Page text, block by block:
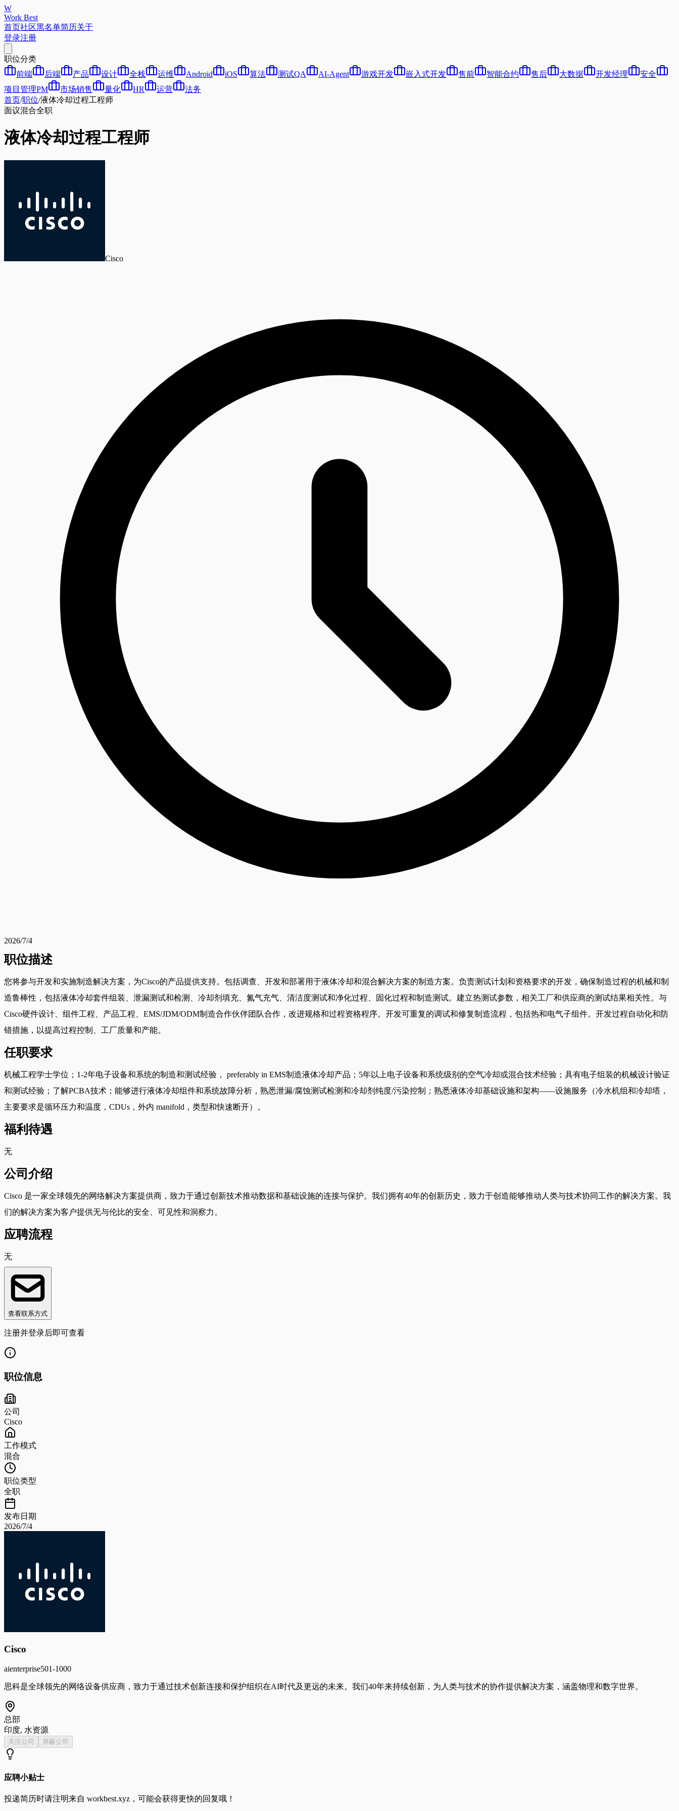
W
Work Best
首页社区黑名单简历关于
登录注册
职位分类
前端
后端 产品 设计 全栈 运维 Android iOS 算法 测试QA AI-Agent 游戏开发 嵌入式开发 售前 智能合约 售后 大数据 开发经理
安全
项目管理PM
市场销售 量化 HR 运营
法务
首页/职位/液体冷却过程工程师
面议混合全职
液体冷却过程工程师
Cisco
2026/7/4
职位描述
您将参与开发和实施制造解决方案，为Cisco的产品提供支持。包括调查、开发和部署用于液体冷却和混合解决方案的制造方案。负责测试计划和资格要求的开发，确保制造过程的机械和制
造鲁棒性，包括液体冷却套件组装、泄漏测试和检测、冷却剂填充、氮气充气、清洁度测试和净化过程、固化过程和制造测试。建立热测试参数，相关工厂和供应商的测试结果相关性。与
Cisco硬件设计、组件工程、产品工程、EMS/JDM/ODM制造合作伙伴团队合作，改进规格和过程资格程序。开发可重复的调试和修复制造流程，包括热和电气子组件。开发过程自动化和防
错措施，以提高过程控制、工厂质量和产能。
任职要求
机械工程学士学位；1-2年电子设备和系统的制造和测试经验， preferably in EMS制造液体冷却产品；5年以上电子设备和系统级别的空气冷却或混合技术经验；具有电子组装的机械设计验证
和测试经验；了解PCBA技术；能够进行液体冷却组件和系统故障分析，熟悉泄漏/腐蚀测试检测和冷却剂纯度/污染控制；熟悉液体冷却基础设施和架构——设施服务（冷水机组和冷却塔，
主要要求是循环压力和温度，CDUs，外内 manifold，类型和快速断开）。
福利待遇
无
公司介绍
Cisco 是一家全球领先的网络解决方案提供商，致力于通过创新技术推动数据和基础设施的连接与保护。我们拥有40年的创新历史，致力于创造能够推动人类与技术协同工作的解决方案。我
们的解决方案为客户提供无与伦比的安全、可见性和洞察力。
应聘流程
无
查看联系方式
注册并登录后即可查看
职位信息
公司
Cisco
工作模式
混合
职位类型
全职
发布日期
2026/7/4
Cisco
aienterprise501-1000
思科是全球领先的网络设备供应商，致力于通过技术创新连接和保护组织在AI时代及更远的未来。我们40年来持续创新，为人类与技术的协作提供解决方案，涵盖物理和数字世界。
总部
印度, 水资源
关注公司 屏蔽公司
应聘小贴士
投递简历时请注明来自 workbest.xyz ，可能会获得更快的回复哦！